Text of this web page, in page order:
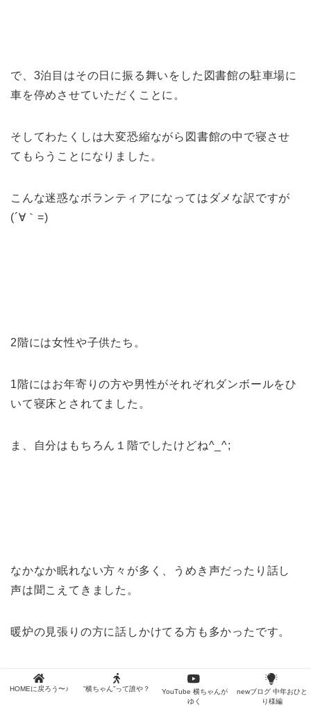
で、3泊目はその日に振る舞いをした図書館の駐車場に
車を停めさせていただくことに。
そしてわたくしは大変恐縮ながら図書館の中で寝させ
てもらうことになりました。
こんな迷惑なボランティアになってはダメな訳ですが
(´∀｀=)
2階には女性や子供たち。
1階にはお年寄りの方や男性がそれぞれダンボールをひ
いて寝床とされてました。
ま、自分はもちろん１階でしたけどね^_^;
なかなか眠れない方々が多く、うめき声だったり話し
声は聞こえてきました。
暖炉の見張りの方に話しかけてる方も多かったです。
HOMEに戻ろう〜♪ ”横ちゃん”って誰や？
YouTube 横ちゃんが
ゆく
newブログ 中年おひと
り様編